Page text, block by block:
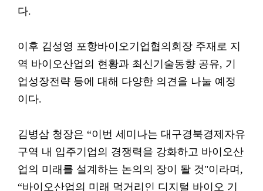
다.
이후 김성영 포항바이오기업협의회장 주재로 지
역 바이오산업의 현황과 최신기술동향 공유, 기
업성장전략 등에 대해 다양한 의견을 나눌 예정
이다.
김병삼 청장은 “이번 세미나는 대구경북경제자유
구역 내 입주기업의 경쟁력을 강화하고 바이오산
업의 미래를 설계하는 논의의 장이 돨 것"이라며,
“바이오산업의 미래 먹거리인 디지털 바이오 기